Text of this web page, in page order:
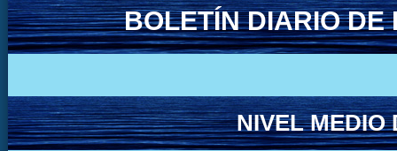
BOLETÍN DIARIO DE
NIVEL MEDIO